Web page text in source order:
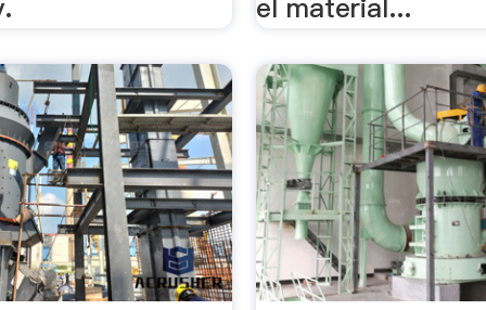
el material...